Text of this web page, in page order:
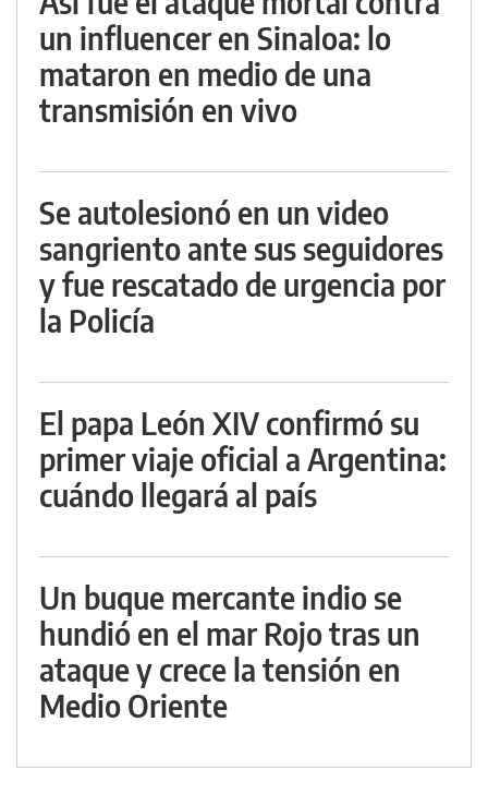
un influencer en Sinaloa: lo
mataron en medio de una
transmisión en vivo
Se autolesionó en un video
sangriento ante sus seguidores
y fue rescatado de urgencia por
la Policía
El papa León XIV confirmó su
primer viaje oficial a Argentina:
cuándo llegará al país
Un buque mercante indio se
hundió en el mar Rojo tras un
ataque y crece la tensión en
Medio Oriente